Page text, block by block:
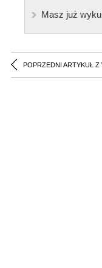
Masz już
POPRZEDNI ARTYKUŁ Z